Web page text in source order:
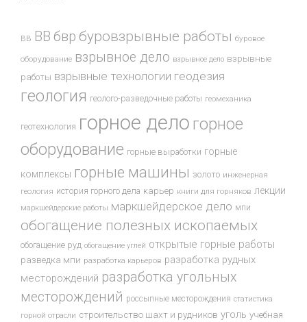
ВВ ВВ бвр буровзрывные работы буровое
оборудование взрывное дело взрывное дело взрывные
работы взрывные технологии геодезия
геология геолого-разведочные работы геомеханика
геотехнология горное дело горное
оборудование горные выработки горные
комплексы горные машины золото инженерная
геология история горного дела карьер книги для горняков лекции
маркшейдерские работы маркшейдерское дело мпи
обогащение полезных ископаемых
обогащение руд обогащение углей открытые горные работы
разведка мпи разработка карьеров разработка рудных
месторождений разработка угольных
месторождений россыпные месторождения статистика
горной отрасли строительство шахт и рудников уголь учебная